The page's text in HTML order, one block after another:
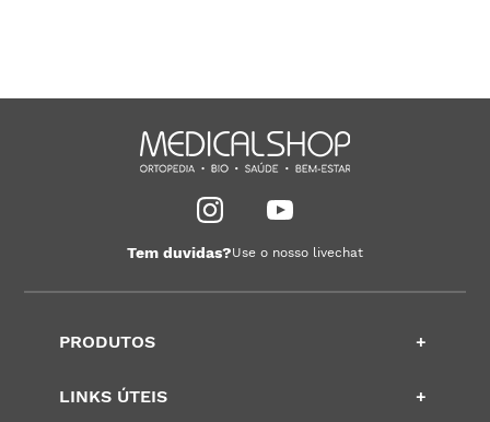
Tem duvidas?Use o nosso livechat
PRODUTOS +
LINKS ÚTEIS +